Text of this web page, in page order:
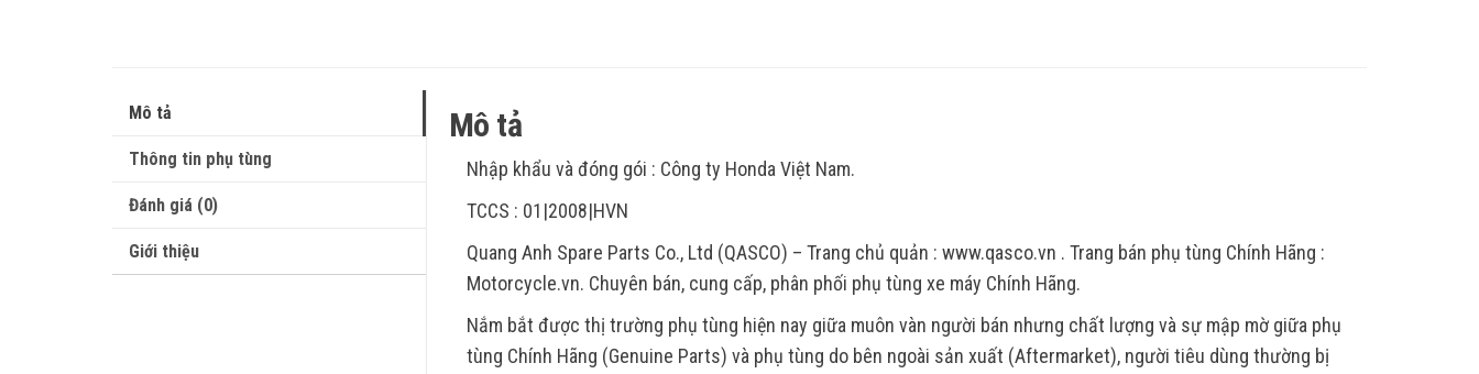
Mô tả
Thông tin phụ tùng
Đánh giá (0)
Giới thiệu
Mô tả
Nhập khẩu và đóng gói : Công ty Honda Việt Nam.
TCCS : 01|2008|HVN
Quang Anh Spare Parts Co., Ltd (QASCO) – Trang chủ quản : www.qasco.vn . Trang bán phụ tùng Chính Hãng :
Motorcycle.vn. Chuyên bán, cung cấp, phân phối phụ tùng xe máy Chính Hãng.
Nắm bắt được thị trường phụ tùng hiện nay giữa muôn vàn người bán nhưng chất lượng và sự mập mờ giữa phụ
tùng Chính Hãng (Genuine Parts) và phụ tùng do bên ngoài sản xuất (Aftermarket), người tiêu dùng thường bị